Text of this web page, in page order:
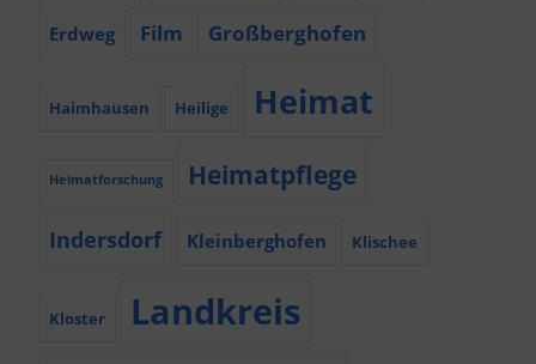
Erdweg Film Großberghofen
Haimhausen Heilige Heimat
Heimatforschung Heimatpflege
Indersdorf Kleinberghofen Klischee
Kloster Landkreis